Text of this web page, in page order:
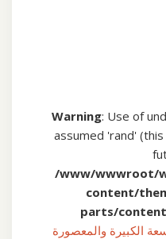
Warning: Use of
assumed 'rand'
/www/wwwroot/
content/
parts/
الكبيرة والمعصورة